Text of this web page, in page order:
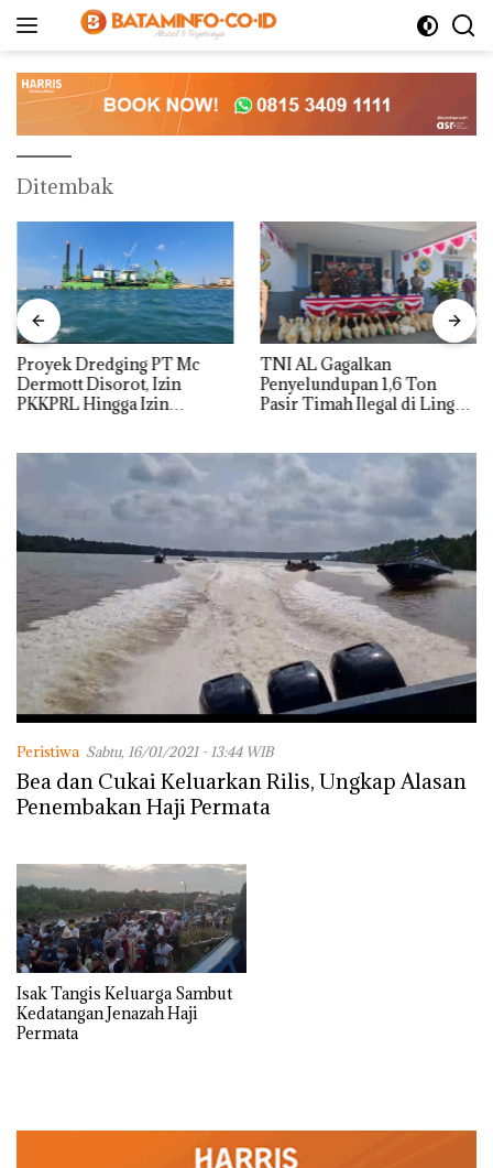
Ditembak
Proyek Dredging PT Mc
Dermott Disorot, Izin
PKKPRL Hingga Izin
TNI AL Gagalkan
Penyelundupan 1,6 Ton
Pasir Timah Ilegal di Lingga,
Diselundupkan ke Malaysia
Peristiwa Sabtu, 16/01/2021 - 13:44 WIB
Bea dan Cukai Keluarkan Rilis, Ungkap Alasan
Penembakan Haji Permata
Isak Tangis Keluarga Sambut
Kedatangan Jenazah Haji
Permata